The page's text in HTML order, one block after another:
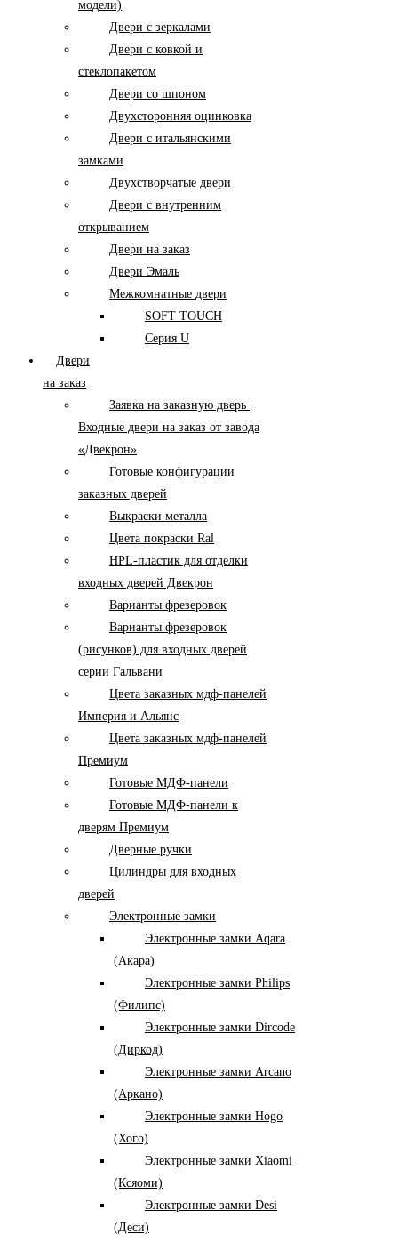
модели)
Двери с зеркалами
Двери с ковкой и
стеклопакетом
Двери со шпоном
Двухсторонняя оцинковка
Двери с итальянскими
замками
Двухстворчатые двери
Двери с внутренним
открыванием
Двери на заказ
Двери Эмаль
Межкомнатные двери
SOFT TOUCH
Серия U
Двери
на заказ
Заявка на заказную дверь |
Входные двери на заказ от завода
«Двекрон»
Готовые конфигурации
заказных дверей
Выкраски металла
Цвета покраски Ral
HPL-пластик для отделки
входных дверей Двекрон
Варианты фрезеровок
Варианты фрезеровок
(рисунков) для входных дверей
серии Гальвани
Цвета заказных мдф-панелей
Империя и Альянс
Цвета заказных мдф-панелей
Премиум
Готовые МДФ-панели
Готовые МДФ-панели к
дверям Премиум
Дверные ручки
Цилиндры для входных
дверей
Электронные замки
Электронные замки Aqara
(Акара)
Электронные замки Philips
(Филипс)
Электронные замки Dircode
(Диркод)
Электронные замки Arcano
(Аркано)
Электронные замки Hogo
(Хого)
Электронные замки Xiaomi
(Ксяоми)
Электронные замки Desi
(Деси)